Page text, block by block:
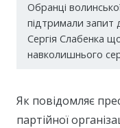
Обранці
підтримали запит
Сергія Слабенка
навколишнього
Як повідомляє
партійної